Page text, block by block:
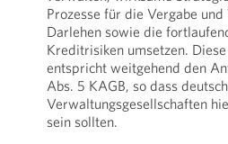
Prozesse für die Vergabe
Darlehen sowie die
Kreditrisiken umsetzen.
entspricht weitgehend den
Abs. 5 KAGB, so dass
Verwaltungsgesellschaften
sein sollten.